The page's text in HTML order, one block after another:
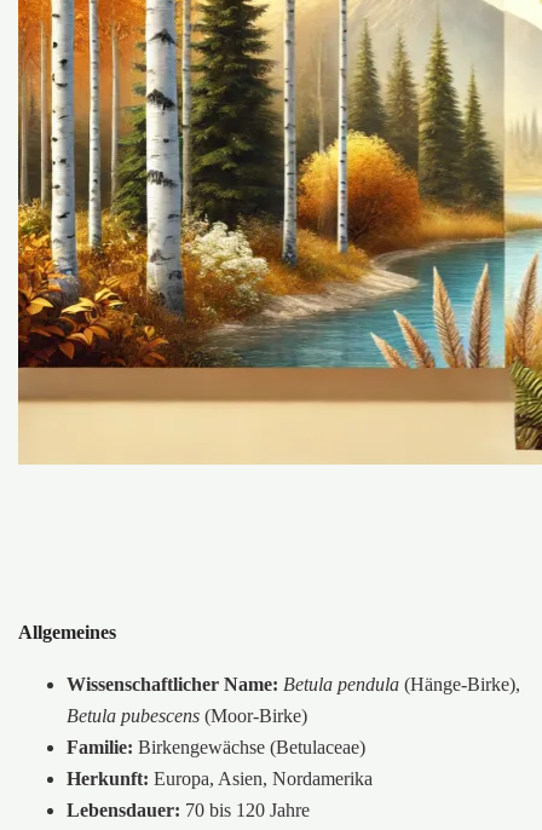
Allgemeines
Wissenschaftlicher Name: Betula pendula (Hänge-Birke),
Betula pubescens (Moor-Birke)
Familie: Birkengewächse (Betulaceae)
Herkunft: Europa, Asien, Nordamerika
Lebensdauer: 70 bis 120 Jahre